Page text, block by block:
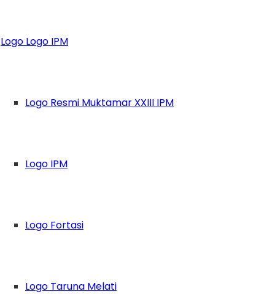
Logo Logo IPM
Logo Resmi Muktamar XXIII IPM
Logo IPM
Logo Fortasi
Logo Taruna Melati
Jiwa Sari